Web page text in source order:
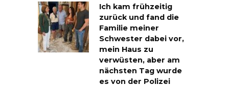
Ich kam frühzeitig
zurück und fand die
Familie meiner
Schwester dabei vor,
mein Haus zu
verwüsten, aber am
nächsten Tag wurde
es von der Polizei